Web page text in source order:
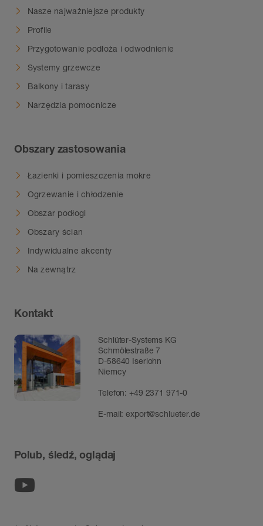
Nasze najważniejsze produkty
Profile
Przygotowanie podłoża i odwodnienie
Systemy grzewcze
Balkony i tarasy
Narzędzia pomocnicze
Obszary zastosowania
Łazienki i pomieszczenia mokre
Ogrzewanie i chłodzenie
Obszar podłogi
Obszary ścian
Indywidualne akcenty
Na zewnątrz
Kontakt
Schlüter-Systems KG
Schmölestraße 7
D-58640 Iserlohn
Niemcy
Telefon:+49 2371 971-0
E-mail:export@schlueter.de
Polub, śledź, oglądaj